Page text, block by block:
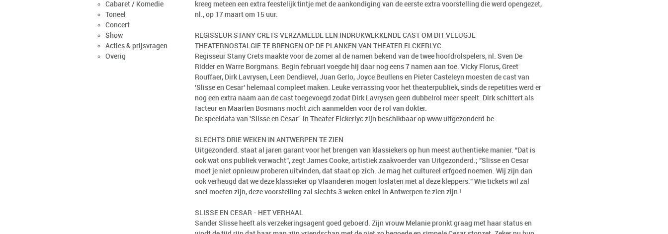
Cabaret / Komedie
Toneel
Concert
Show
Acties & prijsvragen
Overig
kreeg meteen een extra feestelijk tintje met de aankondiging van de eerste extra voorstelling die werd opengezet,
nl., op 17 maart om 15 uur.
REGISSEUR STANY CRETS VERZAMELDE EEN INDRUKWEKKENDE CAST OM DIT VLEUGJE
THEATERNOSTALGIE TE BRENGEN OP DE PLANKEN VAN THEATER ELCKERLYC.
Regisseur Stany Crets maakte voor de zomer al de namen bekend van de twee hoofdrolspelers, nl. Sven De
Ridder en Warre Borgmans. Begin februari voegde hij daar nog eens 7 namen aan toe. Vicky Florus, Greet
Rouffaer, Dirk Lavrysen, Leen Dendievel, Juan Gerlo, Joyce Beullens en Pieter Casteleyn moesten de cast van
'Slisse en Cesar' helemaal compleet maken. Leuke verrassing voor het theaterpubliek, sinds de repetities werd er
nog een extra naam aan de cast toegevoegd zodat Dirk Lavrysen geen dubbelrol meer speelt. Dirk schittert als
facteur en Maarten Bosmans mocht zich aanmelden voor de rol van dokter.
De speeldata van 'Slisse en Cesar' in Theater Elckerlyc zijn beschikbaar op www.uitgezonderd.be.
SLECHTS DRIE WEKEN IN ANTWERPEN TE ZIEN
Uitgezonderd. staat al jaren garant voor het brengen van klassiekers op hun meest authentieke manier. "Dat is
ook wat ons publiek verwacht", zegt James Cooke, artistiek zaakvoerder van Uitgezonderd.; "Slisse en Cesar
moet je niet opnieuw proberen uitvinden, dat staat op zich. Je mag het cultureel erfgoed noemen. Wij zijn dan
ook verheugd dat we deze klassieker op Vlaanderen mogen loslaten met al deze kleppers." Wie tickets wil zal
snel moeten zijn, deze voorstelling zal slechts 3 weken enkel in Antwerpen te zien zijn !
SLISSE EN CESAR - HET VERHAAL
Sander Slisse heeft als verzekeringsagent goed geboerd. Zijn vrouw Melanie pronkt graag met haar status en